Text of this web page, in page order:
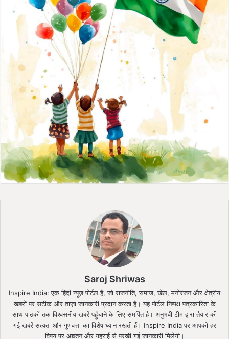
Saroj Shriwas
Inspire India: एक हिंदी न्यूज़ पोर्टल है, जो राजनीति, समाज, खेल, मनोरंजन और क्षेत्रीय
खबरों पर सटीक और ताज़ा जानकारी प्रदान करता है। यह पोर्टल निष्पक्ष पत्रकारिता के
साथ पाठकों तक विश्वसनीय खबरें पहुँचाने के लिए समर्पित है। अनुभवी टीम द्वारा तैयार की
गई खबरें सत्यता और गुणवत्ता का विशेष ध्यान रखती हैं। Inspire India पर आपको हर
विषय पर अद्यतन और गहराई से परखी गई जानकारी मिलेगी।